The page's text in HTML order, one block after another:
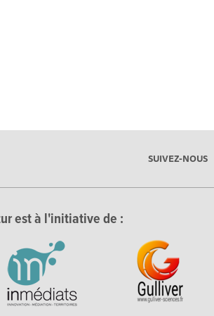
SUIVEZ-NOUS
est à l'initiative de :